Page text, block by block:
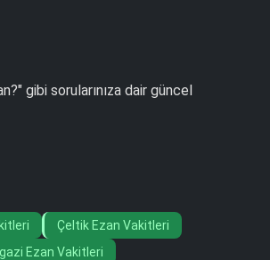
gibi sorularınıza dair güncel
Çeltik Ezan Vakitleri
Ezan Vakitleri